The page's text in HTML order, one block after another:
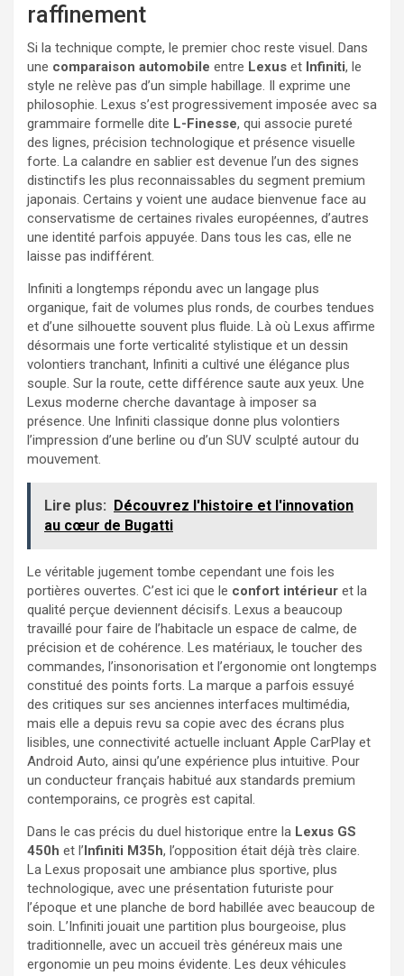
raffinement
Si la technique compte, le premier choc reste visuel. Dans
une comparaison automobile entre Lexus et Infiniti, le
style ne relève pas d’un simple habillage. Il exprime une
philosophie. Lexus s’est progressivement imposée avec sa
grammaire formelle dite L-Finesse, qui associe pureté
des lignes, précision technologique et présence visuelle
forte. La calandre en sablier est devenue l’un des signes
distinctifs les plus reconnaissables du segment premium
japonais. Certains y voient une audace bienvenue face au
conservatisme de certaines rivales européennes, d’autres
une identité parfois appuyée. Dans tous les cas, elle ne
laisse pas indifférent.
Infiniti a longtemps répondu avec un langage plus
organique, fait de volumes plus ronds, de courbes tendues
et d’une silhouette souvent plus fluide. Là où Lexus affirme
désormais une forte verticalité stylistique et un dessin
volontiers tranchant, Infiniti a cultivé une élégance plus
souple. Sur la route, cette différence saute aux yeux. Une
Lexus moderne cherche davantage à imposer sa
présence. Une Infiniti classique donne plus volontiers
l’impression d’une berline ou d’un SUV sculpté autour du
mouvement.
Lire plus: Découvrez l'histoire et l'innovation
au cœur de Bugatti
Le véritable jugement tombe cependant une fois les
portières ouvertes. C’est ici que le confort intérieur et la
qualité perçue deviennent décisifs. Lexus a beaucoup
travaillé pour faire de l’habitacle un espace de calme, de
précision et de cohérence. Les matériaux, le toucher des
commandes, l’insonorisation et l’ergonomie ont longtemps
constitué des points forts. La marque a parfois essuyé
des critiques sur ses anciennes interfaces multimédia,
mais elle a depuis revu sa copie avec des écrans plus
lisibles, une connectivité actuelle incluant Apple CarPlay et
Android Auto, ainsi qu’une expérience plus intuitive. Pour
un conducteur français habitué aux standards premium
contemporains, ce progrès est capital.
Dans le cas précis du duel historique entre la Lexus GS
450h et l’Infiniti M35h, l’opposition était déjà très claire.
La Lexus proposait une ambiance plus sportive, plus
technologique, avec une présentation futuriste pour
l’époque et une planche de bord habillée avec beaucoup de
soin. L’Infiniti jouait une partition plus bourgeoise, plus
traditionnelle, avec un accueil très généreux mais une
ergonomie un peu moins évidente. Les deux véhicules